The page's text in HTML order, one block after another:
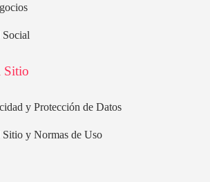
Social
Sitio
y Protección de Datos
y Normas de Uso